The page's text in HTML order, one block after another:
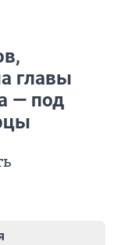
главы
— под